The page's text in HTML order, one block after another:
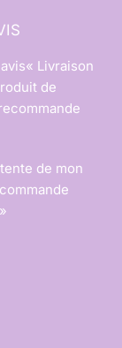
« Livraison
de
de mon